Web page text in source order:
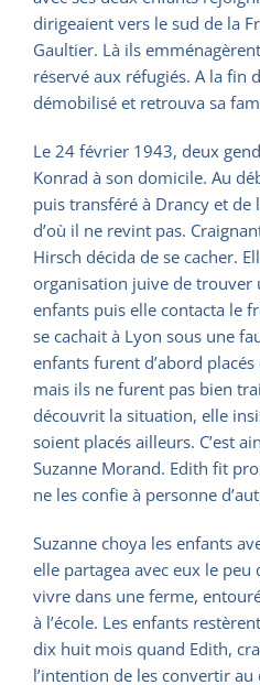
dirigeaient vers le sud de la
Gaultier. Là ils
réservé aux réfugiés. A la fin
démobilisé et retrouva sa
Le 24 février 1943, deux
Konrad à son domicile. Au
puis transféré à Drancy et de
d’où il ne revint pas.
Hirsch décida de se cacher.
organisation juive de trouver
enfants puis elle contacta le
se cachait à Lyon sous une
enfants furent d’abord
mais ils ne furent pas bien
découvrit la situation, elle
soient placés ailleurs. C’est
Suzanne Morand. Edith fit
ne les confie à personne
Suzanne choya les enfants
elle partagea avec eux le peu
vivre dans une ferme,
à l’école. Les enfants
dix huit mois quand Edith,
l’intention de les convertir